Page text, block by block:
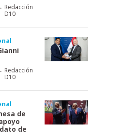
· Redacción
D10
· Redacción
D10
de
de